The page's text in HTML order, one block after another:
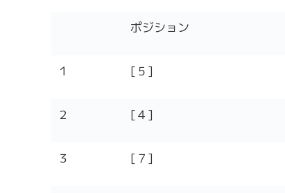
ポジション
１ [５]
２ [４]
３ [７]